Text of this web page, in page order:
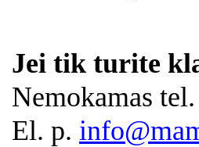
Jei tik turite
Nemokamas
El. p.